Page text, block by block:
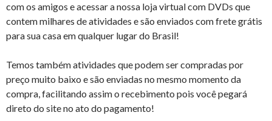
com os amigos e acessar a nossa loja virtual com DVDs que
contem milhares de atividades e são enviados com frete grátis
para sua casa em qualquer lugar do Brasil!
Temos também atividades que podem ser compradas por
preço muito baixo e são enviadas no mesmo momento da
compra, facilitando assim o recebimento pois você pegará
direto do site no ato do pagamento!